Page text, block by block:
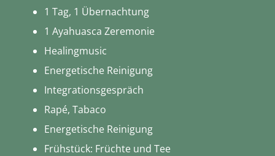
1 Tag, 1 Übernachtung
1 Ayahuasca Zeremonie
Healingmusic
Energetische Reinigung
Integrationsgespräch
Rapé, Tabaco
Energetische Reinigung
Frühstück: Früchte und Tee